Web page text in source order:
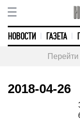
НОВОСТИ ГАЗЕТА
2018-04-26